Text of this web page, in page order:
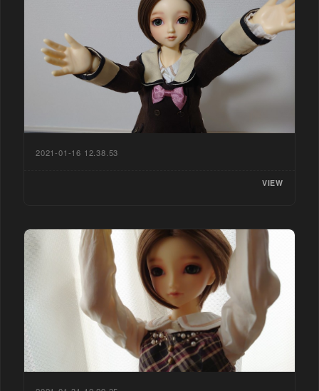
2021-01-16 12.38.53
VIEW